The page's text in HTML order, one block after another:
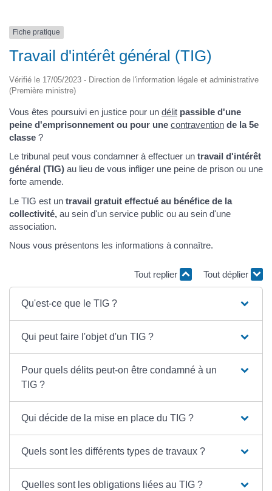
Fiche pratique
Travail d'intérêt général (TIG)
Vérifié le 17/05/2023 - Direction de l'information légale et administrative
(Première ministre)
Vous êtes poursuivi en justice pour un délit passible d'une
peine d'emprisonnement ou pour une contravention de la 5e
classe ?
Le tribunal peut vous condamner à effectuer un travail d'intérêt
général (TIG) au lieu de vous infliger une peine de prison ou une
forte amende.
Le TIG est un travail gratuit effectué au bénéfice de la
collectivité, au sein d'un service public ou au sein d'une
association.
Nous vous présentons les informations à connaître.
Tout replier Tout déplier
Qu'est-ce que le TIG ?
Qui peut faire l'objet d'un TIG ?
Pour quels délits peut-on être condamné à un
TIG ?
Qui décide de la mise en place du TIG ?
Quels sont les différents types de travaux ?
Quelles sont les obligations liées au TIG ?